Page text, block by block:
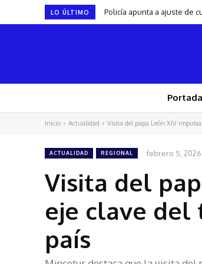
LO ÚLTIMO Policía apunta a ajuste de
Portada
Inicio Actualidad Visita del papa León XIV
ACTUALIDAD REGIONAL febrero 5, 2026
Visita del
eje clave
país